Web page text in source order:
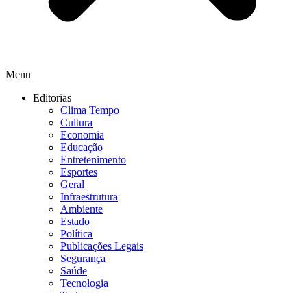
Menu
Editorias
Clima Tempo
Cultura
Economia
Educação
Entretenimento
Esportes
Geral
Infraestrutura
Ambiente
Estado
Política
Publicações Legais
Segurança
Saúde
Tecnologia